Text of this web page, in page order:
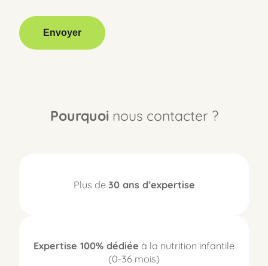
Envoyer
Pourquoi nous contacter ?
Plus de 30 ans d’expertise
Expertise 100% dédiée à la nutrition infantile
(0-36 mois)